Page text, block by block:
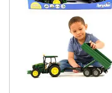
3 tømmerstokker
Mål: 55 x 18 x 28 cm